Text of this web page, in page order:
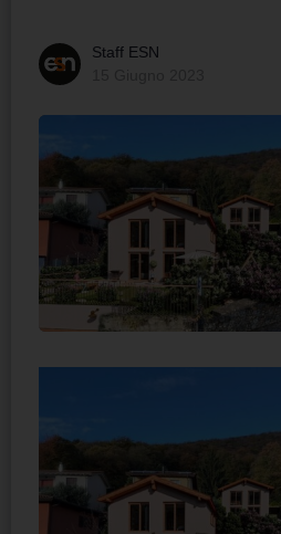
Staff ESN